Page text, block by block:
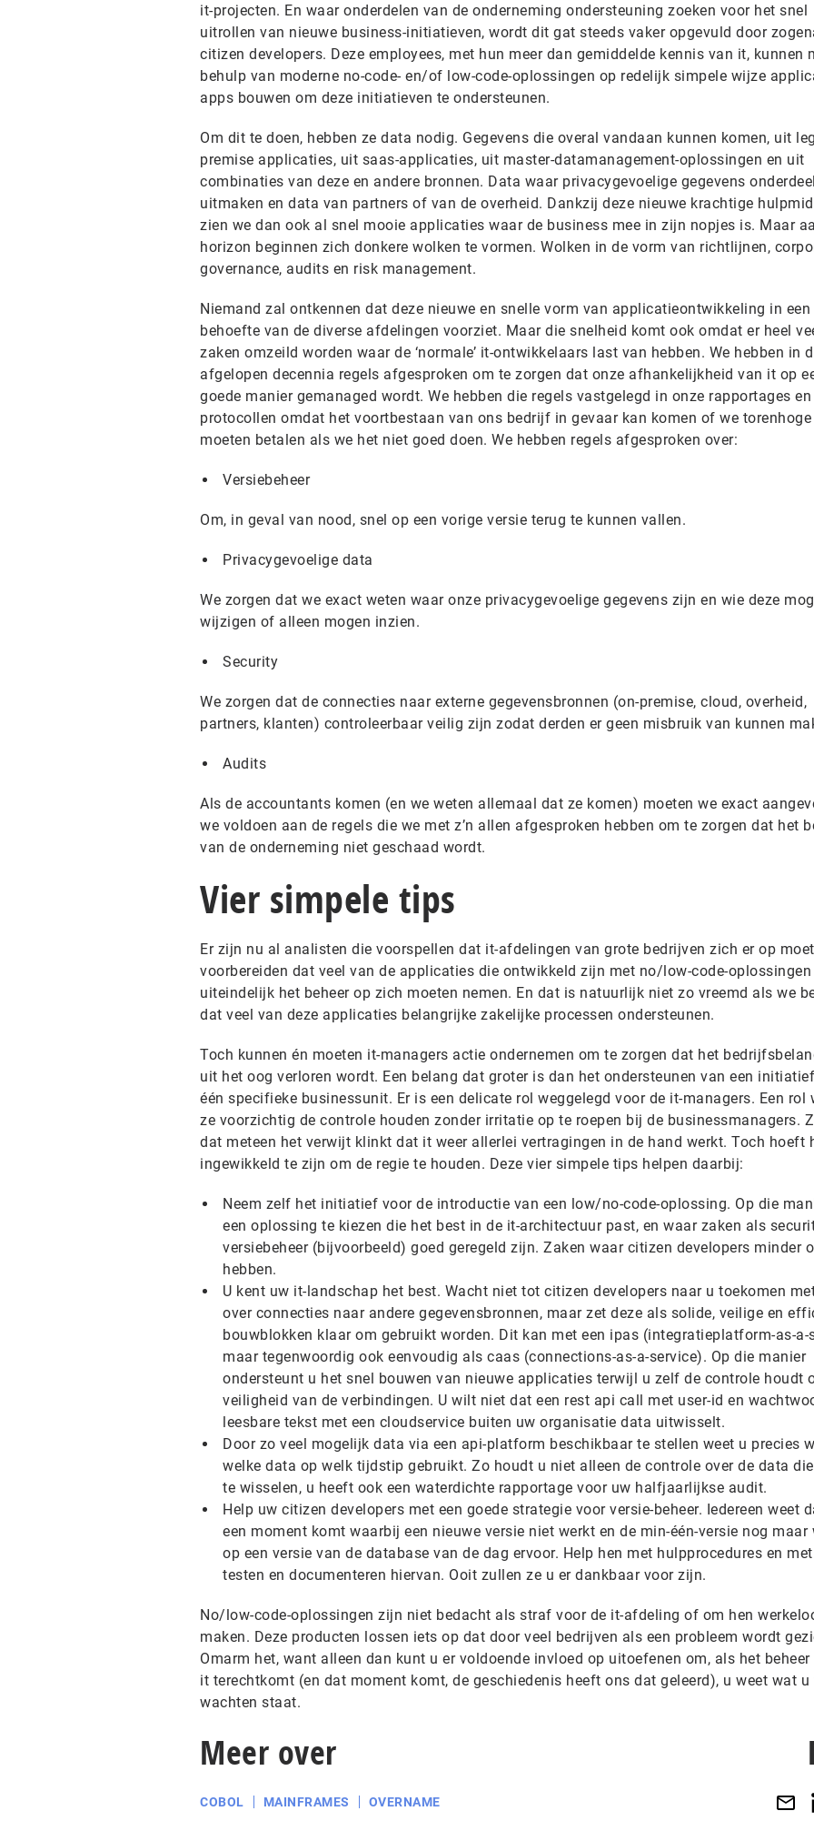
it-projecten. En waar onderdelen van de onderneming ondersteuning zoeken voor het snel
uitrollen van nieuwe business-initiatieven, wordt dit gat steeds vaker opgevuld door
citizen developers. Deze employees, met hun meer dan gemiddelde kennis van it, kunnen
behulp van moderne no-code- en/of low-code-oplossingen op redelijk simpele wijze
apps bouwen om deze initiatieven te ondersteunen.
Om dit te doen, hebben ze data nodig. Gegevens die overal vandaan kunnen komen, uit
premise applicaties, uit saas-applicaties, uit master-datamanagement-oplossingen en uit
combinaties van deze en andere bronnen. Data waar privacygevoelige gegevens
uitmaken en data van partners of van de overheid. Dankzij deze nieuwe krachtige
zien we dan ook al snel mooie applicaties waar de business mee in zijn nopjes is. Maar
horizon beginnen zich donkere wolken te vormen. Wolken in de vorm van richtlijnen,
governance, audits en risk management.
Niemand zal ontkennen dat deze nieuwe en snelle vorm van applicatieontwikkeling in een
behoefte van de diverse afdelingen voorziet. Maar die snelheid komt ook omdat er heel
zaken omzeild worden waar de ‘normale’ it-ontwikkelaars last van hebben. We hebben in
afgelopen decennia regels afgesproken om te zorgen dat onze afhankelijkheid van it op
goede manier gemanaged wordt. We hebben die regels vastgelegd in onze rapportages en
protocollen omdat het voortbestaan van ons bedrijf in gevaar kan komen of we torenhoge
moeten betalen als we het niet goed doen. We hebben regels afgesproken over:
Versiebeheer
Om, in geval van nood, snel op een vorige versie terug te kunnen vallen.
Privacygevoelige data
We zorgen dat we exact weten waar onze privacygevoelige gegevens zijn en wie deze
wijzigen of alleen mogen inzien.
Security
We zorgen dat de connecties naar externe gegevensbronnen (on-premise, cloud, overheid,
partners, klanten) controleerbaar veilig zijn zodat derden er geen misbruik van kunnen
Audits
Als de accountants komen (en we weten allemaal dat ze komen) moeten we exact
we voldoen aan de regels die we met z’n allen afgesproken hebben om te zorgen dat het
van de onderneming niet geschaad wordt.
Vier simpele tips
Er zijn nu al analisten die voorspellen dat it-afdelingen van grote bedrijven zich er op
voorbereiden dat veel van de applicaties die ontwikkeld zijn met no/low-code-oplossingen
uiteindelijk het beheer op zich moeten nemen. En dat is natuurlijk niet zo vreemd als we
dat veel van deze applicaties belangrijke zakelijke processen ondersteunen.
Toch kunnen én moeten it-managers actie ondernemen om te zorgen dat het
uit het oog verloren wordt. Een belang dat groter is dan het ondersteunen van een
één specifieke businessunit. Er is een delicate rol weggelegd voor de it-managers. Een rol
ze voorzichtig de controle houden zonder irritatie op te roepen bij de businessmanagers.
dat meteen het verwijt klinkt dat it weer allerlei vertragingen in de hand werkt. Toch hoeft
ingewikkeld te zijn om de regie te houden. Deze vier simpele tips helpen daarbij:
Neem zelf het initiatief voor de introductie van een low/no-code-oplossing. Op die
een oplossing te kiezen die het best in de it-architectuur past, en waar zaken als
versiebeheer (bijvoorbeeld) goed geregeld zijn. Zaken waar citizen developers minder
hebben.
U kent uw it-landschap het best. Wacht niet tot citizen developers naar u toekomen
over connecties naar andere gegevensbronnen, maar zet deze als solide, veilige en
bouwblokken klaar om gebruikt worden. Dit kan met een ipas (integratieplatform-as-a-
maar tegenwoordig ook eenvoudig als caas (connections-as-a-service). Op die manier
ondersteunt u het snel bouwen van nieuwe applicaties terwijl u zelf de controle houdt
veiligheid van de verbindingen. U wilt niet dat een rest api call met user-id en
leesbare tekst met een cloudservice buiten uw organisatie data uitwisselt.
Door zo veel mogelijk data via een api-platform beschikbaar te stellen weet u precies
welke data op welk tijdstip gebruikt. Zo houdt u niet alleen de controle over de data
te wisselen, u heeft ook een waterdichte rapportage voor uw halfjaarlijkse audit.
Help uw citizen developers met een goede strategie voor versie-beheer. Iedereen weet
een moment komt waarbij een nieuwe versie niet werkt en de min-één-versie nog maar
op een versie van de database van de dag ervoor. Help hen met hulpprocedures en
testen en documenteren hiervan. Ooit zullen ze u er dankbaar voor zijn.
No/low-code-oplossingen zijn niet bedacht als straf voor de it-afdeling of om hen
maken. Deze producten lossen iets op dat door veel bedrijven als een probleem wordt
Omarm het, want alleen dan kunt u er voldoende invloed op uitoefenen om, als het
it terechtkomt (en dat moment komt, de geschiedenis heeft ons dat geleerd), u weet wat u
wachten staat.
Meer over
COBOL MAINFRAMES OVERNAME